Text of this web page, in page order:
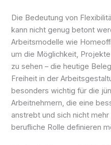
Die Bedeutung von
kann nicht genug betont
Arbeitsmodelle wie
um die Möglichkeit,
zu sehen – die heutige
Freiheit in der
besonders wichtig für die
Arbeitnehmern, die eine
anstrebt und sich nicht
berufliche Rolle definieren